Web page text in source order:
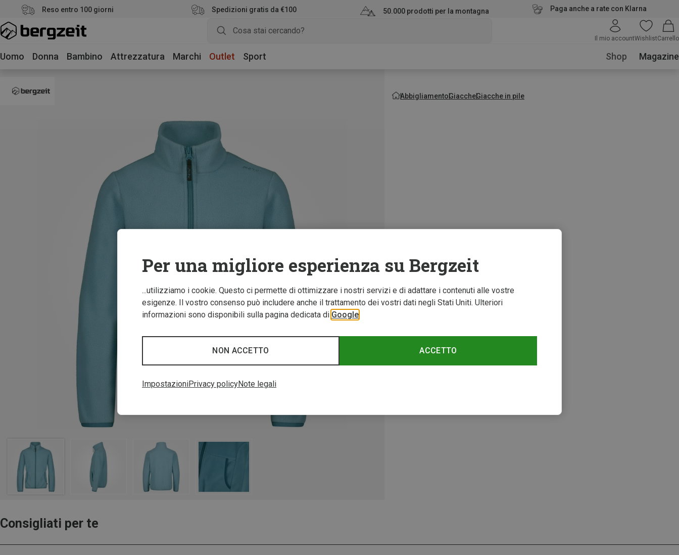
Reso entro 100 giorni Spedizioni gratis da €100 50.000 prodotti per la montagna Paga anche a rate con Klarna
Il mio accountWishlistCarrello
Uomo Donna Bambino Attrezzatura Marchi Outlet Sport Shop Magazine
AbbigliamentoGiaccheGiacche in pile
Consigliati per te
Per una migliore esperienza su Bergzeit
...utilizziamo i cookie. Questo ci permette di ottimizzare i nostri servizi e di adattare i contenuti alle vostre
esigenze. Il vostro consenso può includere anche il trattamento dei vostri dati negli Stati Uniti. Ulteriori
informazioni sono disponibili sulla pagina dedicata di Google
ACCETTO
NON ACCETTO
ImpostazioniPrivacy policyNote legali